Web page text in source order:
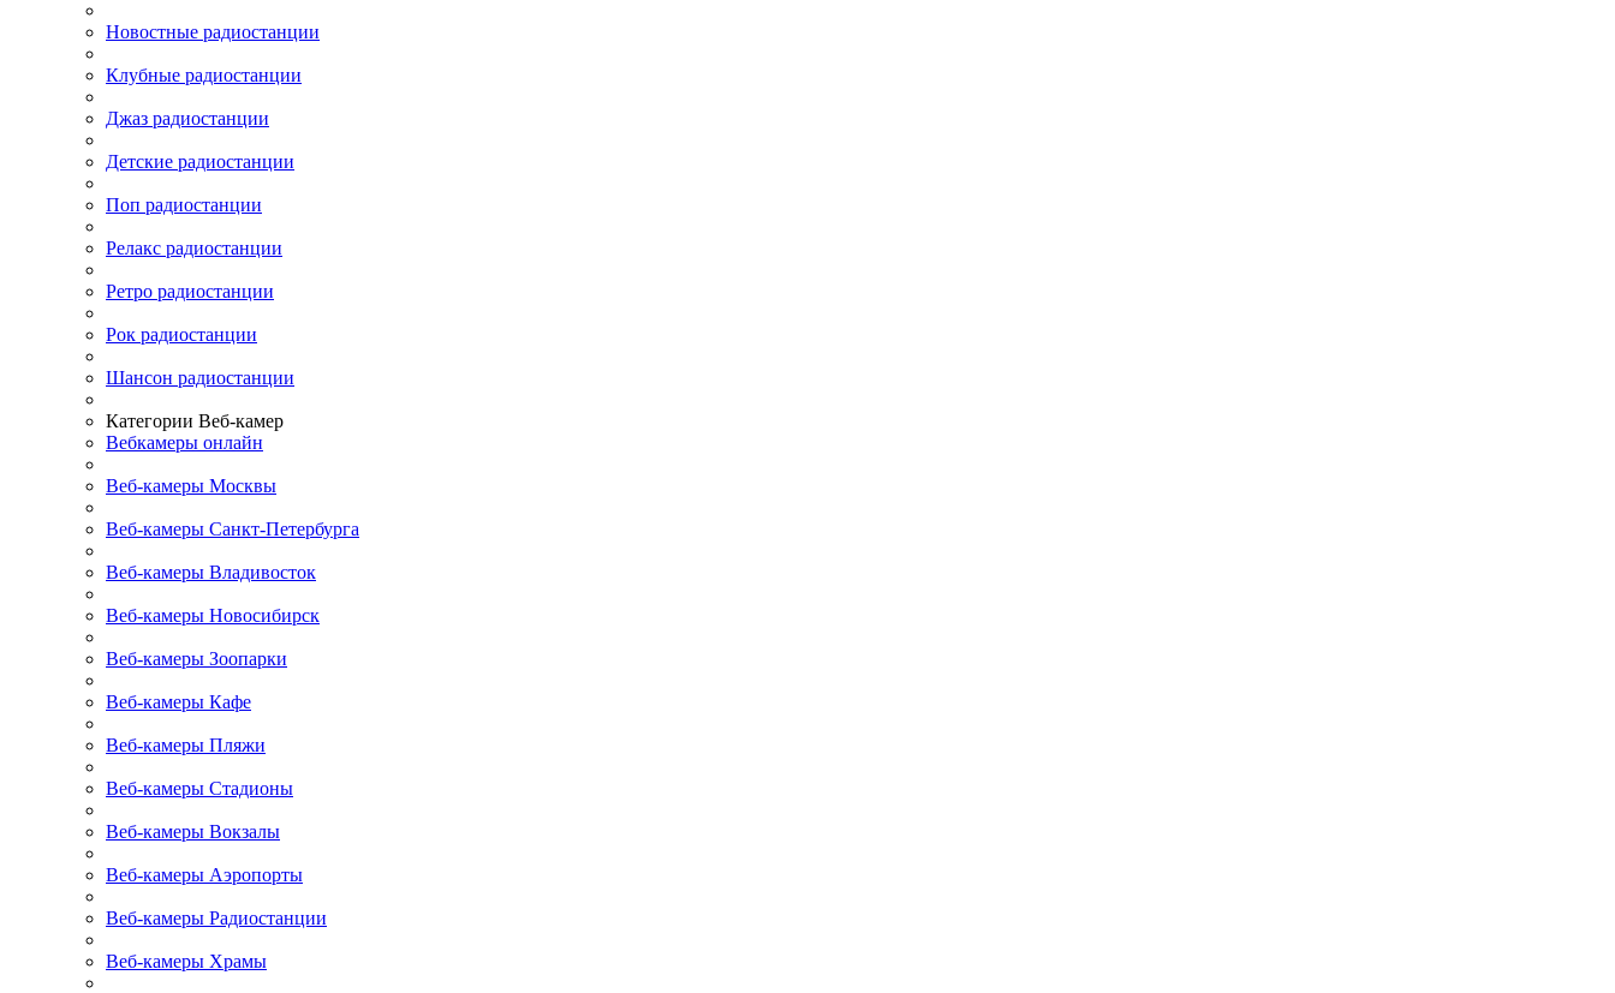
Новостные радиостанции
Клубные радиостанции
Джаз радиостанции
Детские радиостанции
Поп радиостанции
Релакс радиостанции
Ретро радиостанции
Рок радиостанции
Шансон радиостанции
Категории Веб-камер
Вебкамеры онлайн
Веб-камеры Москвы
Веб-камеры Санкт-Петербурга
Веб-камеры Владивосток
Веб-камеры Новосибирск
Веб-камеры Зоопарки
Веб-камеры Кафе
Веб-камеры Пляжи
Веб-камеры Стадионы
Веб-камеры Вокзалы
Веб-камеры Аэропорты
Веб-камеры Радиостанции
Веб-камеры Храмы